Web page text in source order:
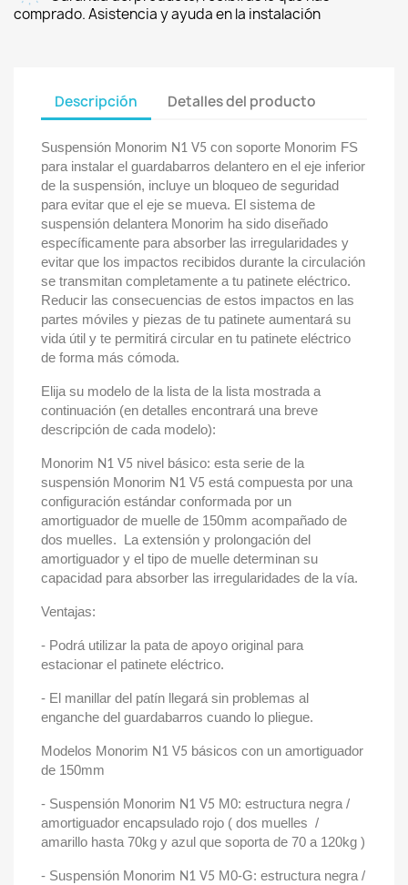
comprado. Asistencia y ayuda en la instalación
Descripción Detalles del producto
Suspensión Monorim N1 V5 con soporte Monorim FS
para instalar el guardabarros delantero en el eje inferior
de la suspensión, incluye un bloqueo de seguridad
para evitar que el eje se mueva. El sistema de
suspensión delantera Monorim ha sido diseñado
específicamente para absorber las irregularidades y
evitar que los impactos recibidos durante la circulación
se transmitan completamente a tu patinete eléctrico.
Reducir las consecuencias de estos impactos en las
partes móviles y piezas de tu patinete aumentará su
vida útil y te permitirá circular en tu patinete eléctrico
de forma más cómoda.
Elija su modelo de la lista de la lista mostrada a
continuación (en detalles encontrará una breve
descripción de cada modelo):
Monorim N1 V5 nivel básico: esta serie de la
suspensión Monorim N1 V5 está compuesta por una
configuración estándar conformada por un
amortiguador de muelle de 150mm acompañado de
dos muelles. La extensión y prolongación del
amortiguador y el tipo de muelle determinan su
capacidad para absorber las irregularidades de la vía.
Ventajas:
- Podrá utilizar la pata de apoyo original para
estacionar el patinete eléctrico.
- El manillar del patín llegará sin problemas al
enganche del guardabarros cuando lo pliegue.
Modelos Monorim N1 V5 básicos con un amortiguador
de 150mm
- Suspensión Monorim N1 V5 M0: estructura negra /
amortiguador encapsulado rojo ( dos muelles /
amarillo hasta 70kg y azul que soporta de 70 a 120kg )
- Suspensión Monorim N1 V5 M0-G: estructura negra /